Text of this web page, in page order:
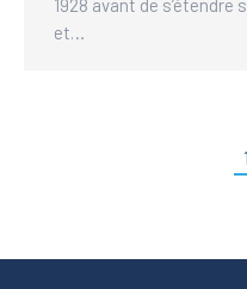
1928 avant de s’étendre
et…
1